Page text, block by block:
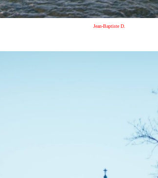
Jean-Baptiste D.